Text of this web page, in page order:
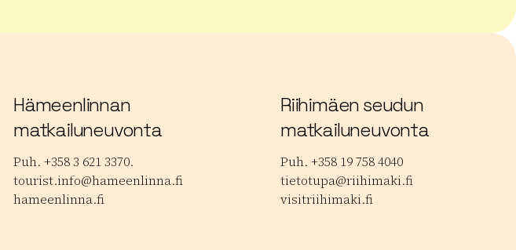
Hämeenlinnan
matkailuneuvonta
Puh. +358 3 621 3370.
tourist.info@hameenlinna.fi
hameenlinna.fi
Riihimäen seudun
matkailuneuvonta
Puh. +358 19 758 4040
tietotupa@riihimaki.fi
visitriihimaki.fi